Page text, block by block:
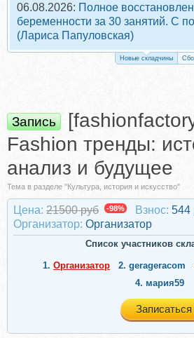
06.08.2026: Полное
беременности за 30 занятий. С
(Лариса Папуловская)
Новые складчины
Запись
Fashion тренды:
анализ и будущее
Тема в разделе "Культура, история и искусство"
Цена: 21500 руб -98% Взнос: 544
Организатор: Организатор
Список участников
1. Организатор 2. gerageracom
4. мария59
Записаться